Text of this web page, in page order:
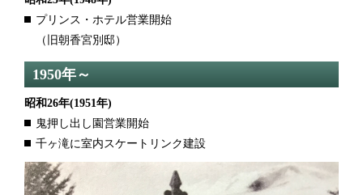
プリンス・ホテル営業開始
（旧朝香宮別邸）
1950年～
昭和26年(1951年)
鬼押し出し園営業開始
千ヶ滝に室内スケートリンク建設